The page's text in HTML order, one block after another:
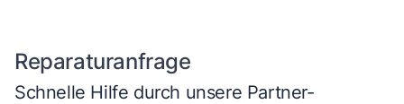
Reparaturanfrage
Schnelle Hilfe durch unsere Partner-